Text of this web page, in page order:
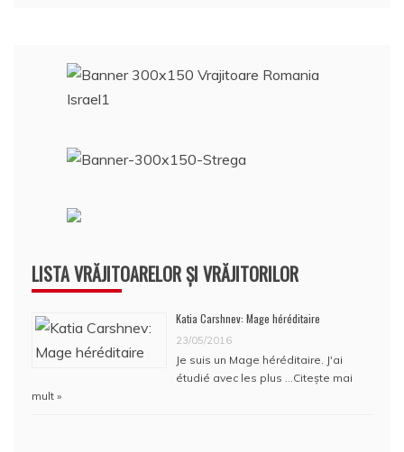
LISTA VRĂJITOARELOR ȘI VRĂJITORILOR
Katia Carshnev: Mage héréditaire
23/05/2016
Je suis un Mage héréditaire. J'ai
étudié avec les plus …Citește mai
mult »